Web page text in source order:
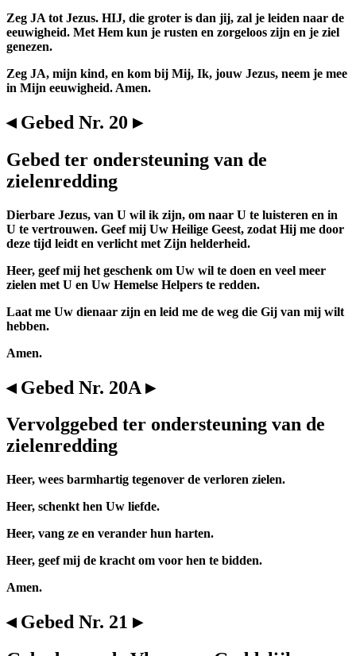
Zeg JA tot Jezus. HIJ, die groter is dan jij, zal je leiden naar de
eeuwigheid. Met Hem kun je rusten en zorgeloos zijn en je ziel
genezen.
Zeg JA, mijn kind, en kom bij Mij, Ik, jouw Jezus, neem je mee
in Mijn eeuwigheid. Amen.
◂ Gebed Nr. 20 ▸
Gebed ter ondersteuning van de
zielenredding
Dierbare Jezus, van U wil ik zijn, om naar U te luisteren en in
U te vertrouwen. Geef mij Uw Heilige Geest, zodat Hij me door
deze tijd leidt en verlicht met Zijn helderheid.
Heer, geef mij het geschenk om Uw wil te doen en veel meer
zielen met U en Uw Hemelse Helpers te redden.
Laat me Uw dienaar zijn en leid me de weg die Gij van mij wilt
hebben.
Amen.
◂ Gebed Nr. 20A ▸
Vervolggebed ter ondersteuning van de
zielenredding
Heer, wees barmhartig tegenover de verloren zielen.
Heer, schenkt hen Uw liefde.
Heer, vang ze en verander hun harten.
Heer, geef mij de kracht om voor hen te bidden.
Amen.
◂ Gebed Nr. 21 ▸